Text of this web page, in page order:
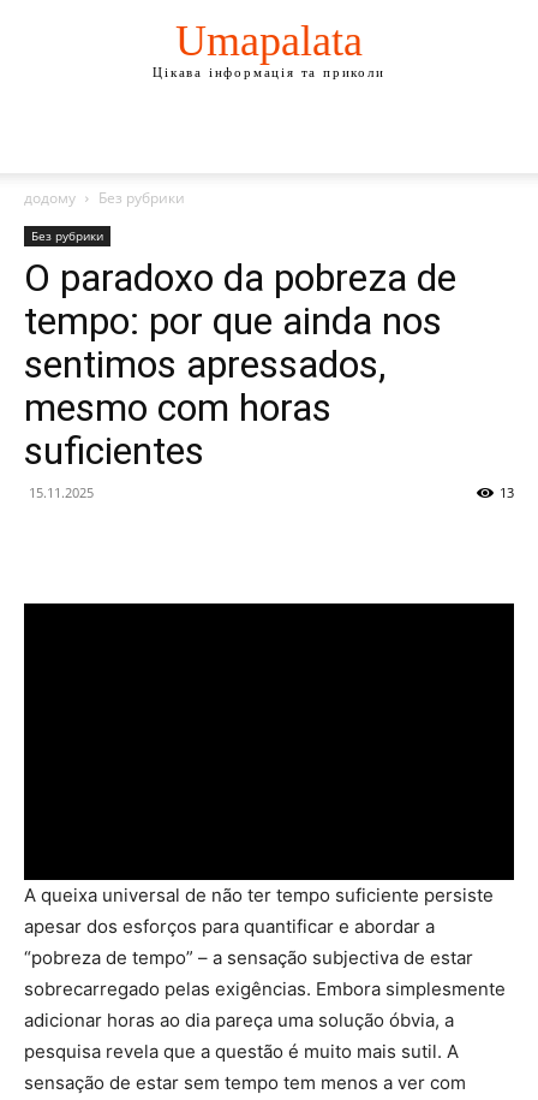
Umapalata
Цікава інформація та приколи
додому Без рубрики
Без рубрики
O paradoxo da pobreza de
tempo: por que ainda nos
sentimos apressados,
mesmo com horas
suficientes
15.11.2025 13
A queixa universal de não ter tempo suficiente persiste
apesar dos esforços para quantificar e abordar a
“pobreza de tempo” – a sensação subjectiva de estar
sobrecarregado pelas exigências. Embora simplesmente
adicionar horas ao dia pareça uma solução óbvia, a
pesquisa revela que a questão é muito mais sutil. A
sensação de estar sem tempo tem menos a ver com